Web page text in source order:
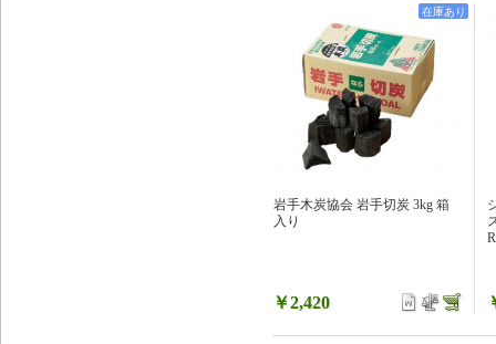
岩手木炭協会 岩手切炭 3kg 箱
入り
￥2,420
在庫あり